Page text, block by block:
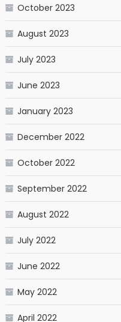
October 2023
August 2023
July 2023
June 2023
January 2023
December 2022
October 2022
September 2022
August 2022
July 2022
June 2022
May 2022
April 2022